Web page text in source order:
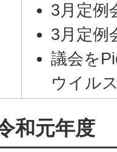
3月定例
3月定例
議会を
ウイル
和元年度